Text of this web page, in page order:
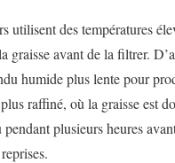
utilisent des températures
graisse avant de la filtrer.
humide plus lente pour
raffiné, où la graisse est
plusieurs heures